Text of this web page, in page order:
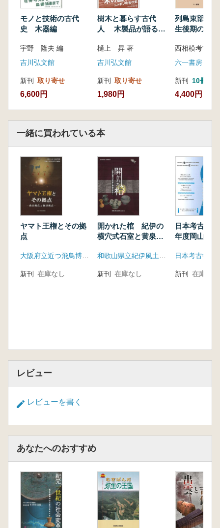
モノと技術の古代
史 木器編
宇野 隆夫 編
吉川弘文館
新刊 取り寄せ
6,600円
樹木と暮らす古代
人 木製品が語る弥
樋上 昇 著
吉川弘文館
新刊 取り寄せ
1,980円
列島東部に
生後期の変
と未来
六一書房
新刊 10冊以上
4,400円
一緒に買われている本
ヤマト王権とその拠
点
新刊 在庫なし
開かれた棺 紀伊の
横穴式石室と黄泉の
新刊 在庫なし
日本考古学
年度岡山大
新刊 在庫なし
レビュー
レビューを書く
あなたへのおすすめ